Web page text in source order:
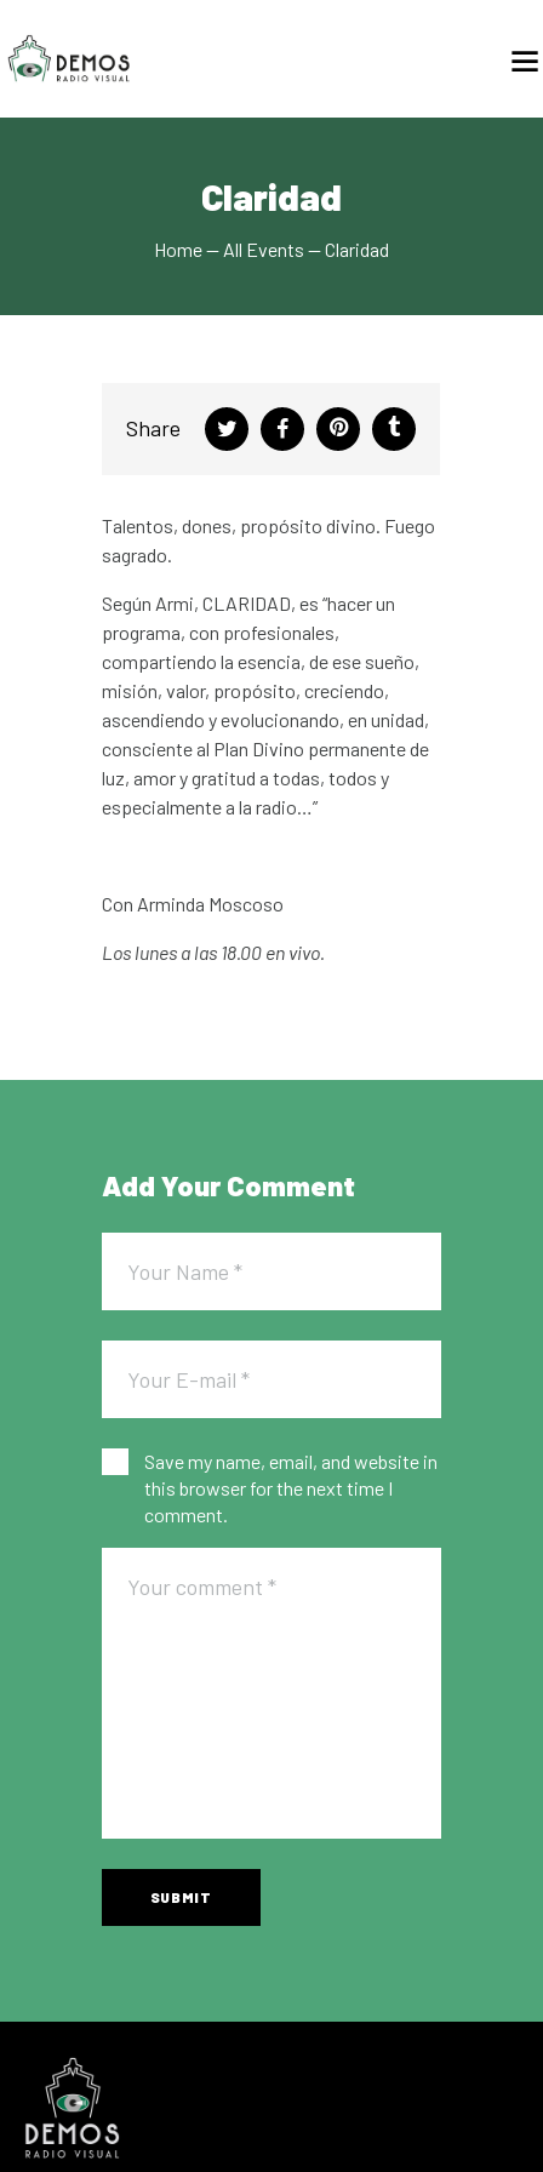
Claridad
Home All Events Claridad
Share
Talentos, dones, propósito divino. Fuego
sagrado.
Según Armi, CLARIDAD, es “hacer un
programa, con profesionales,
compartiendo la esencia, de ese sueño,
misión, valor, propósito, creciendo,
ascendiendo y evolucionando, en unidad,
consciente al Plan Divino permanente de
luz, amor y gratitud a todas, todos y
especialmente a la radio…”
Con Arminda Moscoso
Los lunes a las 18.00 en vivo.
Add Your Comment
Save my name, email, and website in
this browser for the next time I
comment.